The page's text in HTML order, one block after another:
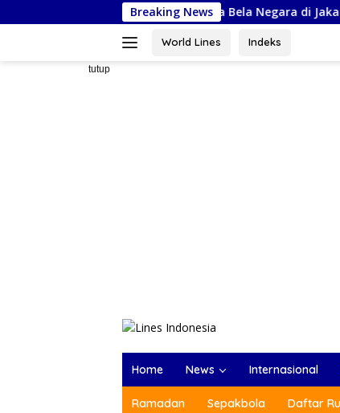
ke
Breaking News
Ikuti Kejurnas Piala Bela Negara di Jakarta, Kadispora
World Lines Indeks
tutup
Home News Internasional
Ramadan Sepakbola Daftar